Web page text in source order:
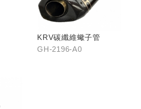
KRV碳纖維蠍子管
GH-2196-A0